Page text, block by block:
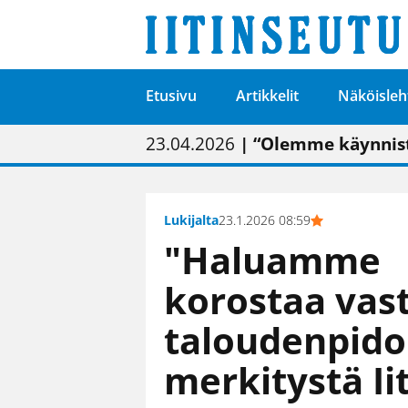
Etusivu Artikkelit
01.02.2026 | Painon
05.02.2026 | Uudistettu
23.04.2026 | “Olemme
09.05.2026| "Maalla on
Lukijalta23.1.2026 08:59
"Haluamme
korostaa
merkitystä